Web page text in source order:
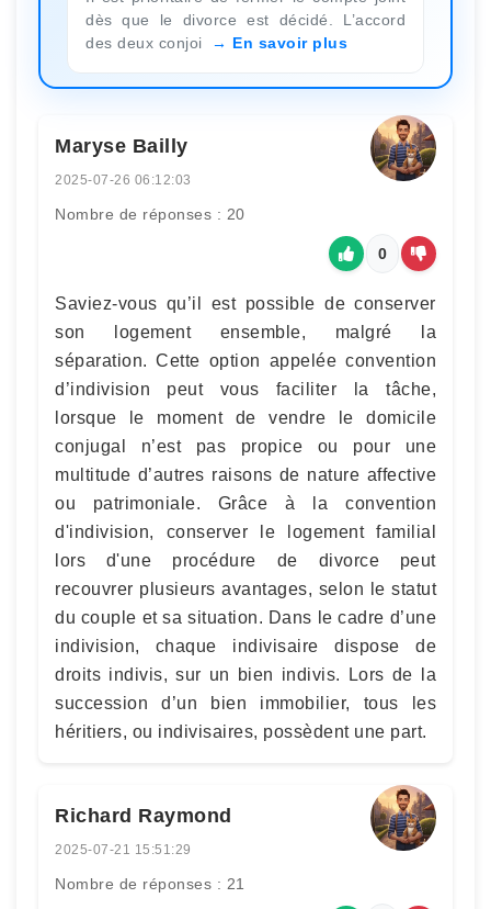
dès que le divorce est décidé. L’accord
des deux conjoi
En savoir plus
Maryse Bailly
2025-07-26 06:12:03
Nombre de réponses : 20
0
Saviez-vous qu’il est possible de conserver
son logement ensemble, malgré la
séparation. Cette option appelée convention
d’indivision peut vous faciliter la tâche,
lorsque le moment de vendre le domicile
conjugal n’est pas propice ou pour une
multitude d’autres raisons de nature affective
ou patrimoniale. Grâce à la convention
d'indivision, conserver le logement familial
lors d'une procédure de divorce peut
recouvrer plusieurs avantages, selon le statut
du couple et sa situation. Dans le cadre d’une
indivision, chaque indivisaire dispose de
droits indivis, sur un bien indivis. Lors de la
succession d’un bien immobilier, tous les
héritiers, ou indivisaires, possèdent une part.
Richard Raymond
2025-07-21 15:51:29
Nombre de réponses : 21